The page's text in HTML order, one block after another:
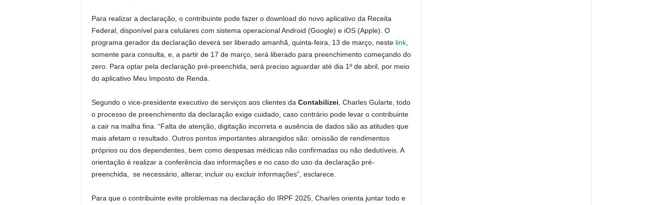
Para realizar a declaração, o contribuinte pode fazer o download do novo aplicativo da Receita
Federal, disponível para celulares com sistema operacional Android (Google) e iOS (Apple). O
programa gerador da declaração deverá ser liberado amanhã, quinta-feira, 13 de março, neste link,
somente para consulta, e, a partir de 17 de março, será liberado para preenchimento começando do
zero. Para optar pela declaração pré-preenchida, será preciso aguardar até dia 1º de abril, por meio
do aplicativo Meu Imposto de Renda.
Segundo o vice-presidente executivo de serviços aos clientes da Contabilizei , Charles Gularte, todo
o processo de preenchimento da declaração exige cuidado, caso contrário pode levar o contribuinte
a cair na malha fina. “Falta de atenção, digitação incorreta e ausência de dados são as atitudes que
mais afetam o resultado. Outros pontos importantes abrangidos são: omissão de rendimentos
próprios ou dos dependentes, bem como despesas médicas não confirmadas ou não dedutíveis. A
orientação é realizar a conferência das informações e no caso do uso da declaração pré-
preenchida, se necessário, alterar, incluir ou excluir informações”, esclarece.
Para que o contribuinte evite problemas na declaração do IRPF 2025, Charles orienta juntar todo e